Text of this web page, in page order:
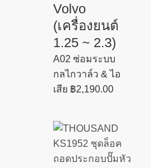
Volvo
(เครื่องยนต์
1.25 ~ 2.3)
A02 ซ่อมระบบ
กลไกวาล์ว & ไอ
เสีย ฿2,190.00